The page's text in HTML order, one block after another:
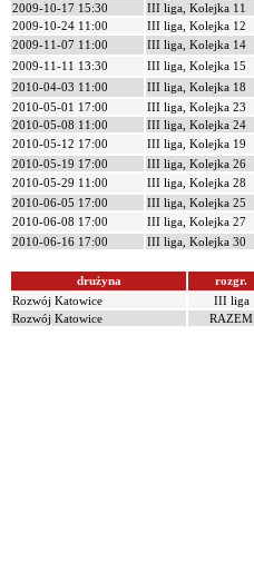
2009-10-17 15:30
III liga, Kolejka 11
2009-10-24 11:00
III liga, Kolejka 12
2009-11-07 11:00
III liga, Kolejka 14
2009-11-11 13:30
III liga, Kolejka 15
2010-04-03 11:00
III liga, Kolejka 18
2010-05-01 17:00
III liga, Kolejka 23
2010-05-08 11:00
III liga, Kolejka 24
2010-05-12 17:00
III liga, Kolejka 19
2010-05-19 17:00
III liga, Kolejka 26
2010-05-29 11:00
III liga, Kolejka 28
2010-06-05 17:00
III liga, Kolejka 25
2010-06-08 17:00
III liga, Kolejka 27
2010-06-16 17:00
III liga, Kolejka 30
drużyna rozgr.
Rozwój Katowice
III liga
Rozwój Katowice
RAZEM